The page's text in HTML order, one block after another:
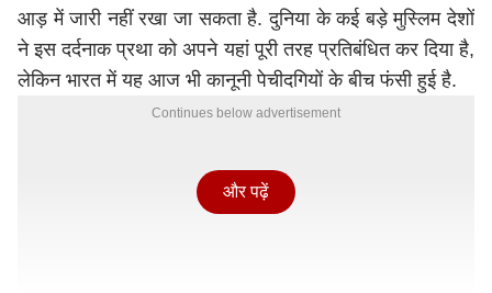
आड़ में जारी नहीं रखा जा सकता है. दुनिया के कई बड़े मुस्लिम देशों
ने इस दर्दनाक प्रथा को अपने यहां पूरी तरह प्रतिबंधित कर दिया है,
लेकिन भारत में यह आज भी कानूनी पेचीदगियों के बीच फंसी हुई है.
Continues below advertisement
और पढ़ें